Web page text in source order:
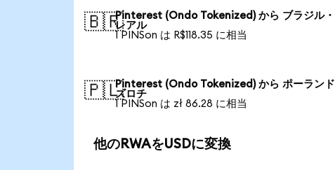
🇧🇷Pinterest (Ondo Tokenized) から ブラジル・
レアル
1 PINSon は R$118.35 に相当
🇵🇱Pinterest (Ondo Tokenized) から ポーランド
ズロチ
1 PINSon は zł 86.28 に相当
他のRWAをUSDに変換